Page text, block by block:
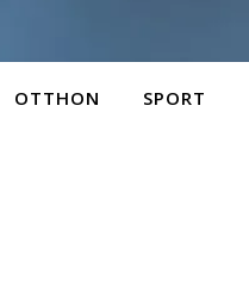
OTTHON SPORT